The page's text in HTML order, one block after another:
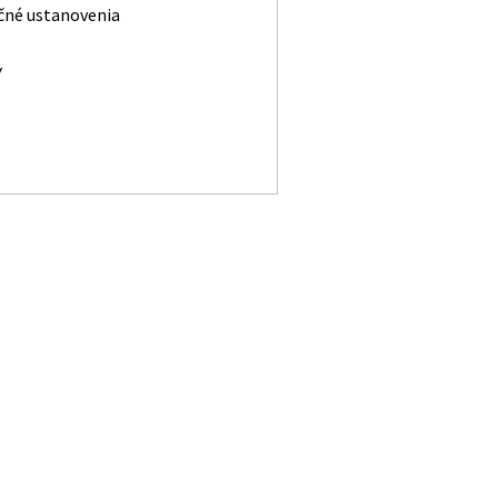
ustanovenia